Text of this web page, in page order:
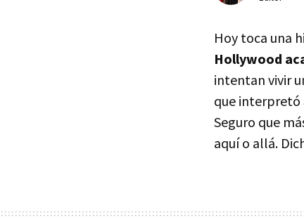
Hoy toca una
Hollywood
intentan vivir
que interpretó
Seguro que
aquí o allá.